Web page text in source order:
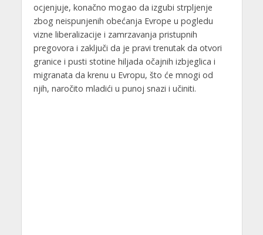
ocjenjuje, konačno mogao da izgubi strpljenje
zbog neispunjenih obećanja Evrope u pogledu
vizne liberalizacije i zamrzavanja pristupnih
pregovora i zaključi da je pravi trenutak da otvori
granice i pusti stotine hiljada očajnih izbjeglica i
migranata da krenu u Evropu, što će mnogi od
njih, naročito mladići u punoj snazi i učiniti.